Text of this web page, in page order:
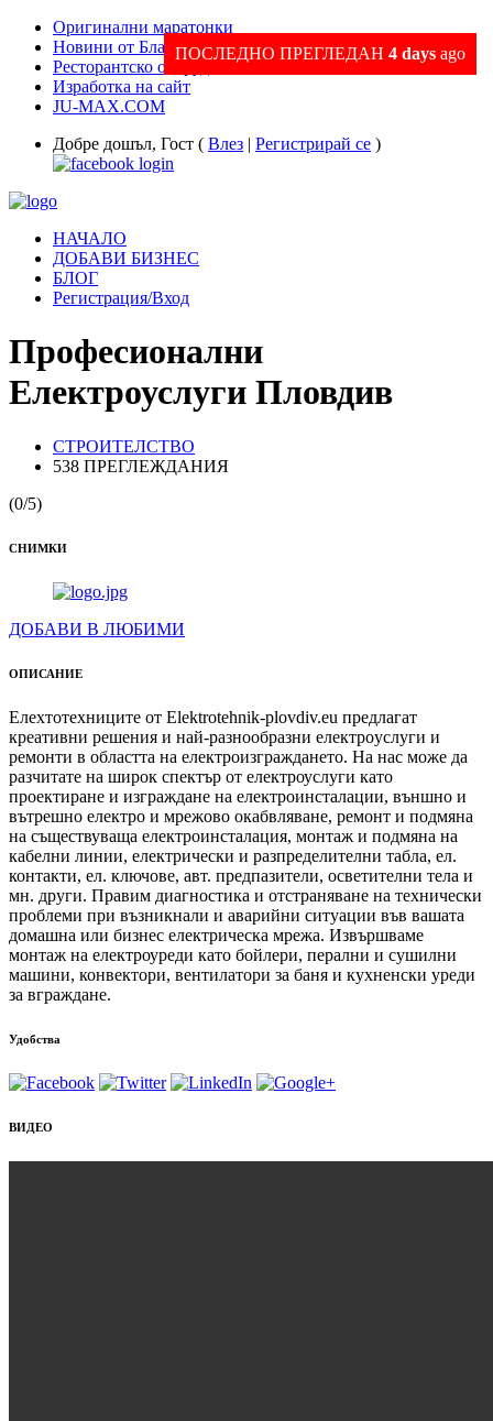
Оригинални маратонки
Новини от Благоевград и Региона
Ресторантско оборудване
Изработка на сайт
JU-MAX.COM
Добре дошъл, Гост ( Влез | Регистрирай се )
НАЧАЛО
ДОБАВИ БИЗНЕС
БЛОГ
Регистрация/Вход
ПОСЛЕДНО ПРЕГЛЕДАН 4 days ago
Професионални
Електроуслуги Пловдив
СТРОИТЕЛСТВО
538 ПРЕГЛЕЖДАНИЯ
(0/5)
СНИМКИ
ДОБАВИ В ЛЮБИМИ
ОПИСАНИЕ
Елехтотехниците от Elektrotehnik-plovdiv.eu пpeдлaгaт
креативни решения и най-paзнooбpaзни електроycлyги и
ремонти в областта на електроизграждането. На нас може да
разчитате на широк спектър от електроуслуги като
проектиране и изграждане на eлeĸтpoинcтaлaции, външно и
вътрешно електро и мрежово окабвляване, ремонт и подмяна
на съществуваща електроинсталация, монтаж и подмяна на
кабелни линии, електрически и разпределителни табла, ел.
контакти, ел. ключове, авт. предпазители, осветителни тела и
мн. други. Правим диагностика и отстраняване на технически
проблеми при възникнали и аварийни ситуации във вашата
домашна или бизнес електрическа мрежа. Извършваме
монтаж на електроуреди като бойлери, перални и сушилни
машини, конвектори, вентилатори за баня и кухненски уреди
за вграждане.
Удобства
ВИДЕО